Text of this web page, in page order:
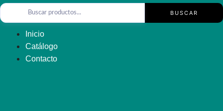
BUSCAR
Inicio
Catálogo
Contacto